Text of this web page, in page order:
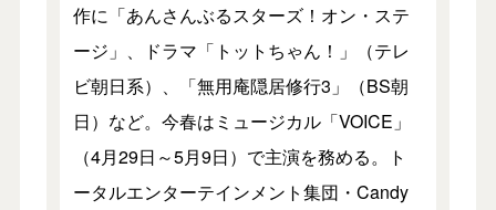
作に「あんさんぶるスターズ！オン・ステ
ージ」、ドラマ「トットちゃん！」（テレ
ビ朝日系）、「無用庵隠居修行3」（BS朝
日）など。今春はミュージカル「VOICE」
（4月29日～5月9日）で主演を務める。ト
ータルエンターテインメント集団・Candy